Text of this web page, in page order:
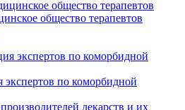
общество терапевтов
экспертов по коморбидной